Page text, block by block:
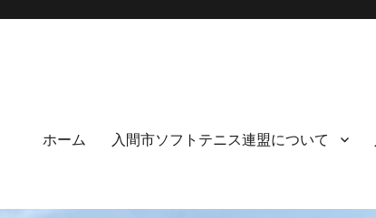
ホーム 入間市ソフトテニス連盟について